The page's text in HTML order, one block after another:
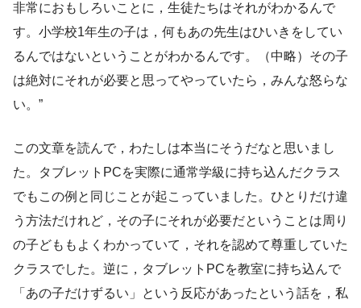
非常におもしろいことに，生徒たちはそれがわかるんで
す。小学校1年生の子は，何もあの先生はひいきをしてい
るんではないということがわかるんです。（中略）その子
は絶対にそれが必要と思ってやっていたら，みんな怒らな
い。”
この文章を読んで，わたしは本当にそうだなと思いまし
た。タブレットPCを実際に通常学級に持ち込んだクラス
でもこの例と同じことが起こっていました。ひとりだけ違
う方法だけれど，その子にそれが必要だということは周り
の子どももよくわかっていて，それを認めて尊重していた
クラスでした。逆に，タブレットPCを教室に持ち込んで
「あの子だけずるい」という反応があったという話を，私